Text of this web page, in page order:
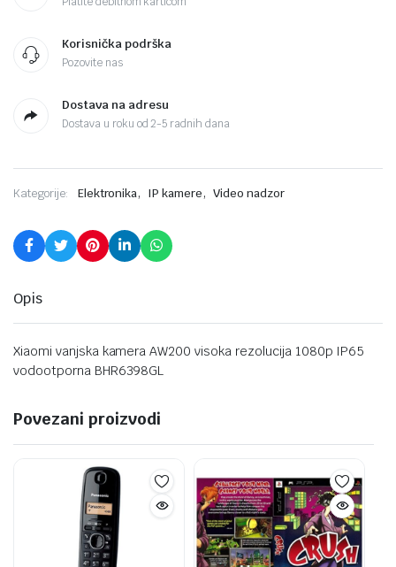
Korisnička podrška
Pozovite nas
Dostava na adresu
Dostava u roku od 2-5 radnih dana
Kategorije: Elektronika, IP kamere, Video nadzor
Opis
Xiaomi vanjska kamera AW200 visoka rezolucija 1080p IP65
vodootporna BHR6398GL
Povezani proizvodi